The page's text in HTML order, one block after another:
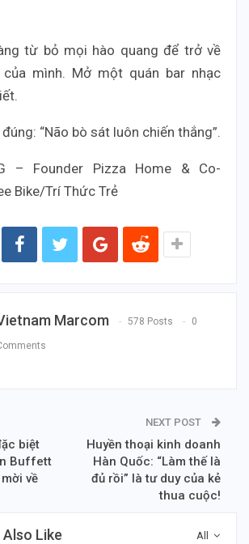
từ bỏ mọi hào quang để trở về
mình. Mở một quán bar nhạc
“Não bò sát luôn chiến thắng”.
– Founder Pizza Home & Co-
Bike/Trí Thức Trẻ
Marcom 578 Posts 0
biệt
Buffett
về
NEXT POST
Huyền thoại kinh doanh
Hàn Quốc: “Làm thế là
đủ rồi” là tư duy của kẻ
thua cuộc!
All
Like